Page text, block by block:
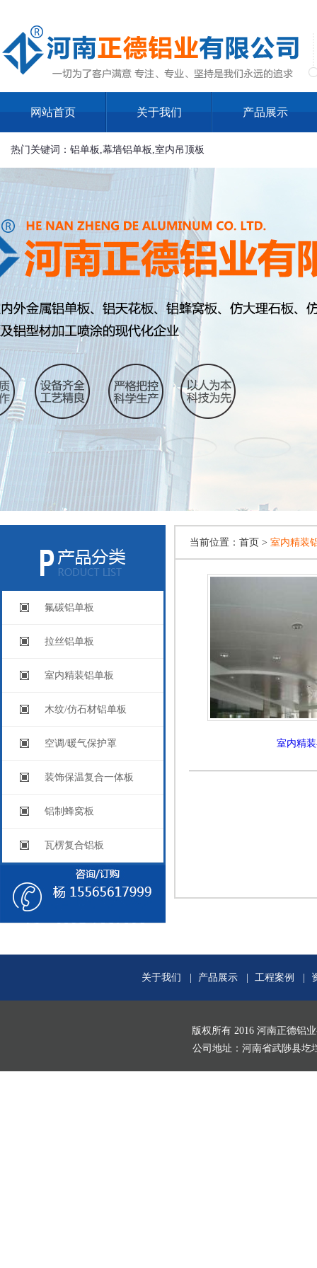
网站首页 关于我们 产品展示
热门关键词：铝单板,幕墙铝单板,室内吊顶板
氟碳铝单板
拉丝铝单板
室内精装铝单板
木纹/仿石材铝单板
空调/暖气保护罩
装饰保温复合一体板
铝制蜂窝板
瓦楞复合铝板
当前位置： 首页 > 室内精装
室内精
关于我们 产品展示 工程案例
版权所有 2016 河南正德铝
公司地址：河南省武陟县圪